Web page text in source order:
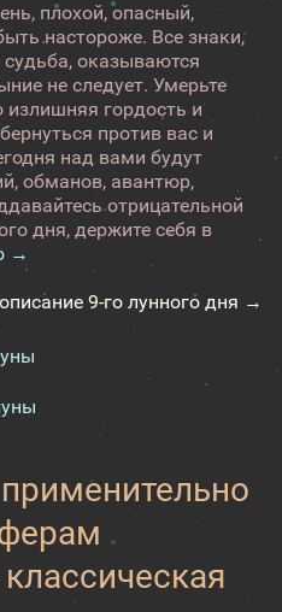
плохой, опасный,
настороже. Все знаки,
оказываются
не следует. Умерьте
гордость и
против вас и
над вами будут
обманов, авантюр,
отрицательной
дня, держите себя в
→
9-го лунного дня →